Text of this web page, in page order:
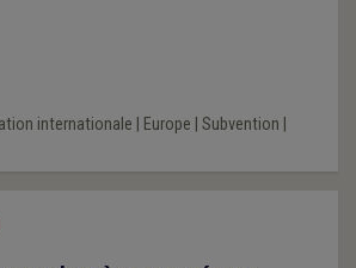
internationale Europe Subvention